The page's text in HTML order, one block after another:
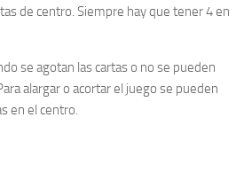
de centro. Siempre hay que tener 4 en
se agotan las cartas o no se pueden
alargar o acortar el juego se pueden
en el centro.